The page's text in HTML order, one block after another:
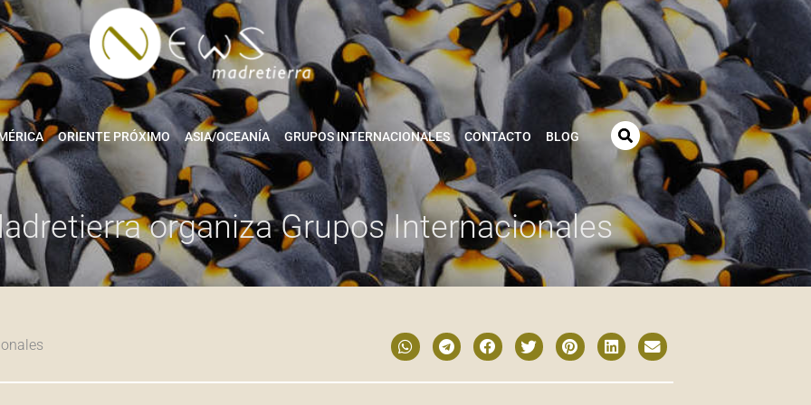
ORIENTE PRÓXIMO ASIA/OCEANÍA GRUPOS INTERNACIONALES CONTACTO BLOG
organiza Grupos Internacionales